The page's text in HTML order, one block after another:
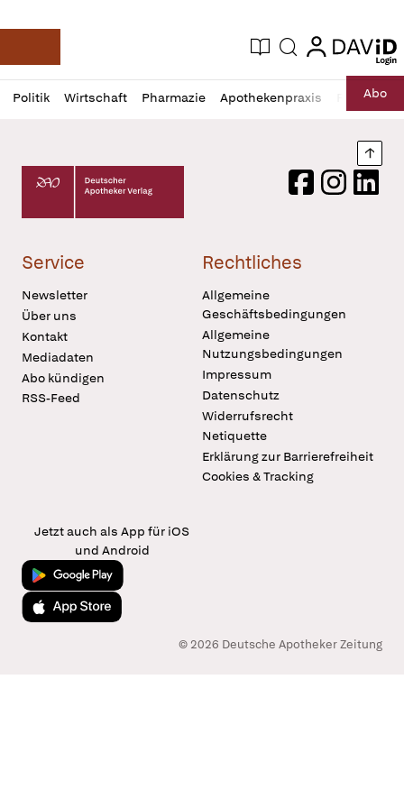
Deutsche Apotheker Zeitung
Aktuelle Ausgabe
Suche login
login
Politik Wirtschaft Pharmazie Apothekenpraxis RechtAbo
Profil
öffnen
Daz
Pur
Deutscher Apotheker Verlag Logo
FacebookInstagram
Service
Newsletter
Über uns
Kontakt
Mediadaten
Abo kündigen
RSS-Feed
Rechtliches
Allgemeine
Geschäftsbedingungen
Allgemeine
Nutzungsbedingungen
Impressum
Datenschutz
Widerrufsrecht
Netiquette
Erklärung zur Barrierefreiheit
Cookies & Tracking
Jetzt auch als App für iOS
und Android
Jetzt bei Google Play
Laden im App Store
© 2026 Deutsche Apotheker Zeitung